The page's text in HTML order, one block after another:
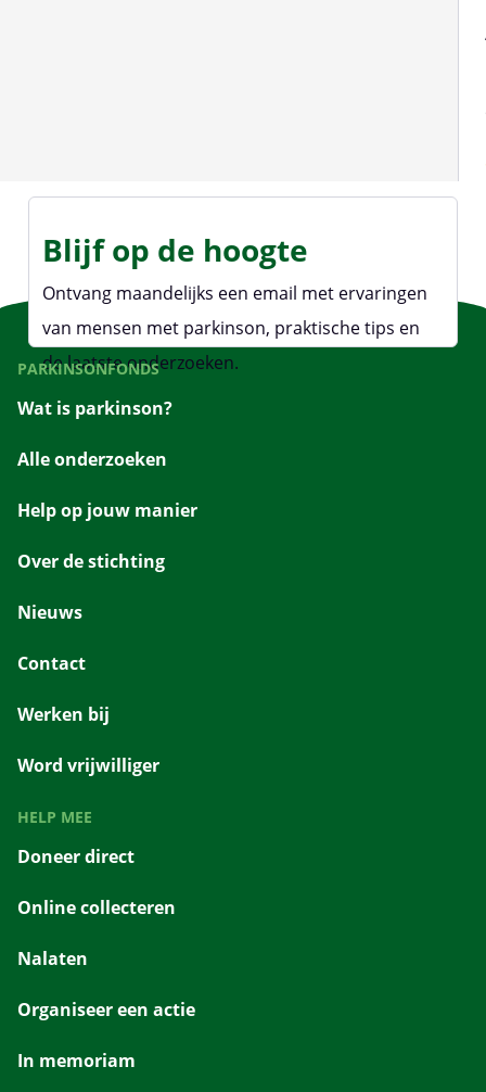
Blijf op de hoogte
Ontvang maandelijks een email met ervaringen
van mensen met parkinson, praktische tips en
de laatste onderzoeken.
PARKINSONFONDS
Wat is parkinson?
Alle onderzoeken
Help op jouw manier
Over de stichting
Nieuws
Contact
Werken bij
Word vrijwilliger
HELP MEE
Doneer direct
Online collecteren
Nalaten
Organiseer een actie
In memoriam